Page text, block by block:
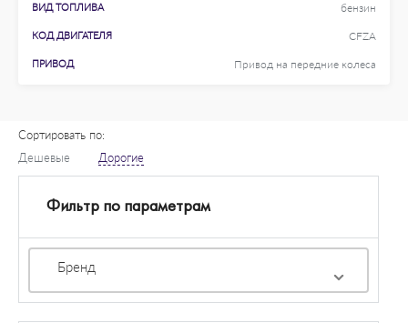
ВИД ТОПЛИВА бензин
КОД ДВИГАТЕЛЯ CFZA
ПРИВОД Привод на передние колеса
Сортировать по:
Дешевые
Дорогие
Фильтр по параметрам
Бренд